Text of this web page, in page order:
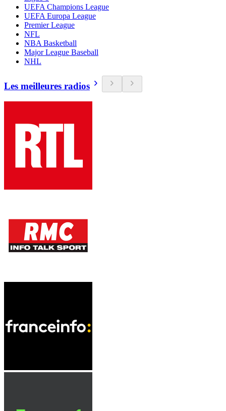
UEFA Champions League
UEFA Europa League
Premier League
NFL
NBA Basketball
Major League Baseball
NHL
Les meilleures radios